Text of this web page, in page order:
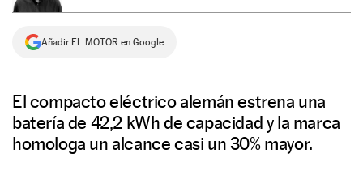
Añadir EL MOTOR en Google
El compacto eléctrico alemán estrena una
batería de 42,2 kWh de capacidad y la marca
homologa un alcance casi un 30% mayor.